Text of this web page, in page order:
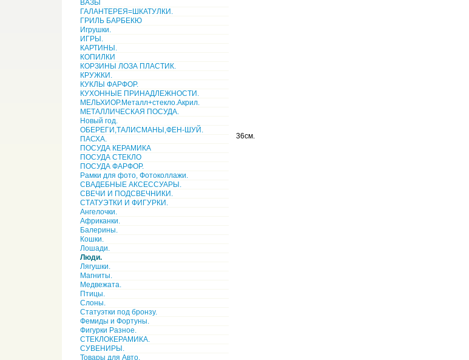
ВАЗЫ
ГАЛАНТЕРЕЯ=ШКАТУЛКИ.
ГРИЛЬ БАРБЕКЮ
Игрушки.
ИГРЫ.
КАРТИНЫ.
КОПИЛКИ
КОРЗИНЫ ЛОЗА ПЛАСТИК.
КРУЖКИ.
КУКЛЫ ФАРФОР.
КУХОННЫЕ ПРИНАДЛЕЖНОСТИ.
МЕЛЬХИОР.Металл+стекло.Акрил.
МЕТАЛЛИЧЕСКАЯ ПОСУДА.
Новый год.
ОБЕРЕГИ,ТАЛИСМАНЫ,ФЕН-ШУЙ.
ПАСХА.
ПОСУДА КЕРАМИКА
ПОСУДА СТЕКЛО
ПОСУДА ФАРФОР.
Рамки для фото, Фотоколлажи.
СВАДЕБНЫЕ АКСЕССУАРЫ.
СВЕЧИ И ПОДСВЕЧНИКИ.
СТАТУЭТКИ И ФИГУРКИ.
Ангелочки.
Африканки.
Балерины.
Кошки.
Лошади.
Люди.
Лягушки.
Магниты.
Медвежата.
Птицы.
Слоны.
Статуэтки под бронзу.
Фемиды и Фортуны.
Фигурки Разное.
СТЕКЛОКЕРАМИКА.
СУВЕНИРЫ.
Товары для Авто.
36см.